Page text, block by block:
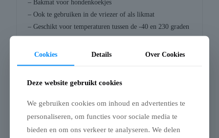
– Bakmat voor hondenkoekjes
– Ook te gebruiken in de vriezer of als likmat
– Geschikt voor temperaturen tussen de -40 en 230 graden
– Kan in de vaatwasser
Gerelateerde producten
Cookies Details Over Cookies
Deze website gebruikt cookies
We gebruiken cookies om inhoud en advertenties te
personaliseren, om functies voor sociale media te
bieden en om ons verkeer te analyseren. We delen